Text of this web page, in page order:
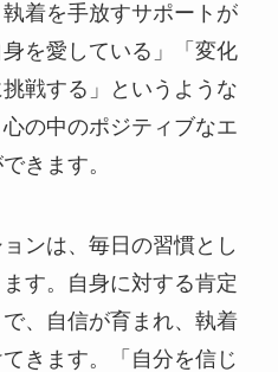
着を手放すサポートが
を愛している」「変化
戦する」というような
の中のポジティブなエ
きます。
ンは、毎日の習慣とし
す。自身に対する肯定
、自信が育まれ、執着
きます。「自分を信じ